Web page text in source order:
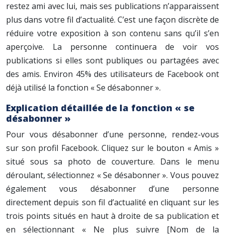
restez ami avec lui, mais ses publications n’apparaissent
plus dans votre fil d’actualité. C’est une façon discrète de
réduire votre exposition à son contenu sans qu’il s’en
aperçoive. La personne continuera de voir vos
publications si elles sont publiques ou partagées avec
des amis. Environ 45% des utilisateurs de Facebook ont
déjà utilisé la fonction « Se désabonner ».
Explication détaillée de la fonction « se
désabonner »
Pour vous désabonner d’une personne, rendez-vous
sur son profil Facebook. Cliquez sur le bouton « Amis »
situé sous sa photo de couverture. Dans le menu
déroulant, sélectionnez « Se désabonner ». Vous pouvez
également vous désabonner d’une personne
directement depuis son fil d’actualité en cliquant sur les
trois points situés en haut à droite de sa publication et
en sélectionnant « Ne plus suivre [Nom de la